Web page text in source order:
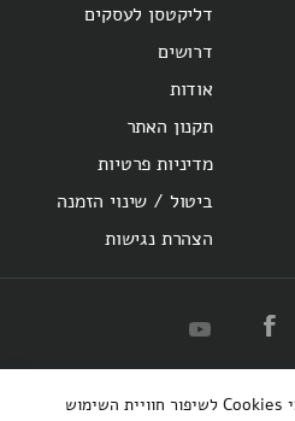
דליקטסן לעסקים
דרושים
אודות
תקנון האתר
מדיניות פרטיות
ביטול / שינוי הזמנה
הצהרת נגישות
לידיעתך, אנו משתמשים בקובצי Cookies לשיפור חוויית השימוש